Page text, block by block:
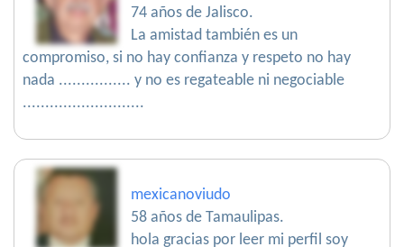
74 años de Jalisco.
La amistad también es un
compromiso, si no hay confianza y respeto no hay
nada ................ y no es regateable ni negociable
...........................
mexicanoviudo
58 años de Tamaulipas.
hola gracias por leer mi perfil soy